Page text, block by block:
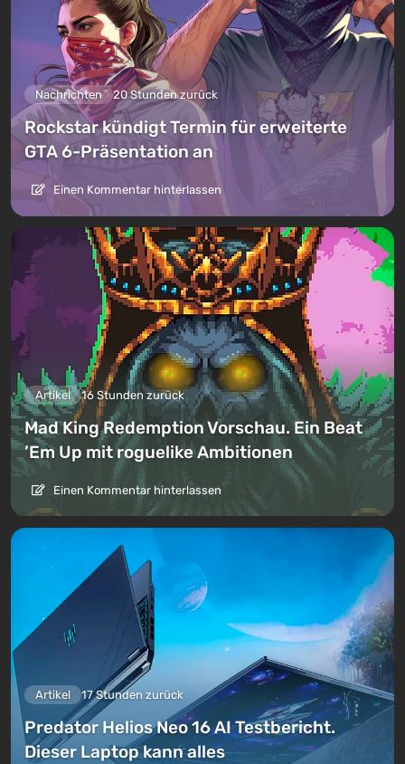
Nachrichten 20 Stunden zurück
Rockstar kündigt Termin für erweiterte
GTA 6-Präsentation an
Einen Kommentar hinterlassen
Artikel 16 Stunden zurück
Mad King Redemption Vorschau. Ein Beat
’Em Up mit roguelike Ambitionen
Einen Kommentar hinterlassen
Artikel 17 Stunden zurück
Predator Helios Neo 16 AI Testbericht.
Dieser Laptop kann alles